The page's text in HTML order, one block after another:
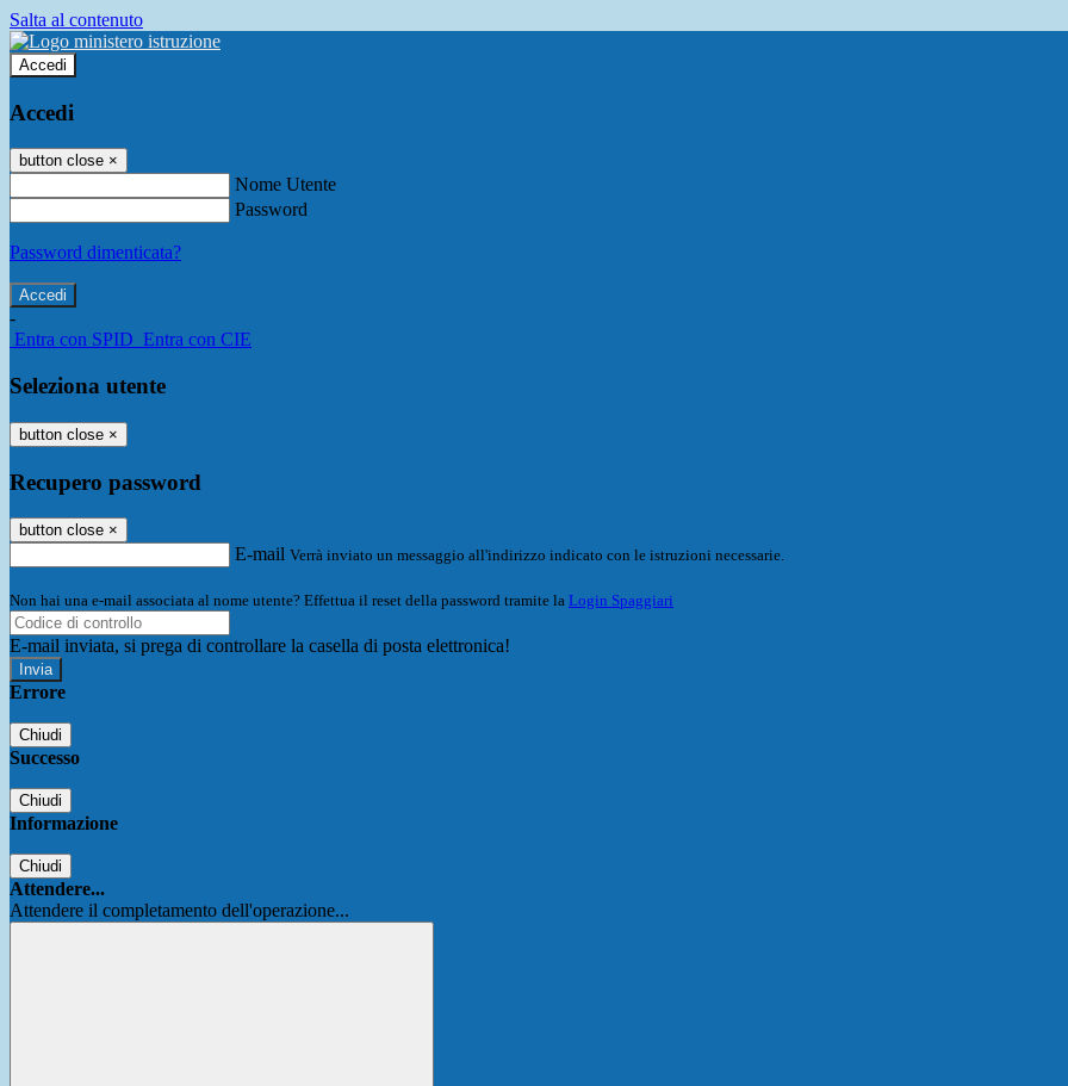
Salta al contenuto
Accedi
Accedi
button close ×
Nome Utente
Password
Password dimenticata?
-
Entra con SPID Entra con CIE
Seleziona utente
button close ×
Recupero password
button close ×
E-mail Verrà inviato un messaggio all'indirizzo indicato con le istruzioni necessarie.
Non hai una e-mail associata al nome utente? Effettua il reset della password tramite la Login Spaggiari
E-mail inviata, si prega di controllare la casella di posta elettronica!
Errore
Chiudi
Successo
Chiudi
Informazione
Chiudi
Attendere...
Attendere il completamento dell'operazione...